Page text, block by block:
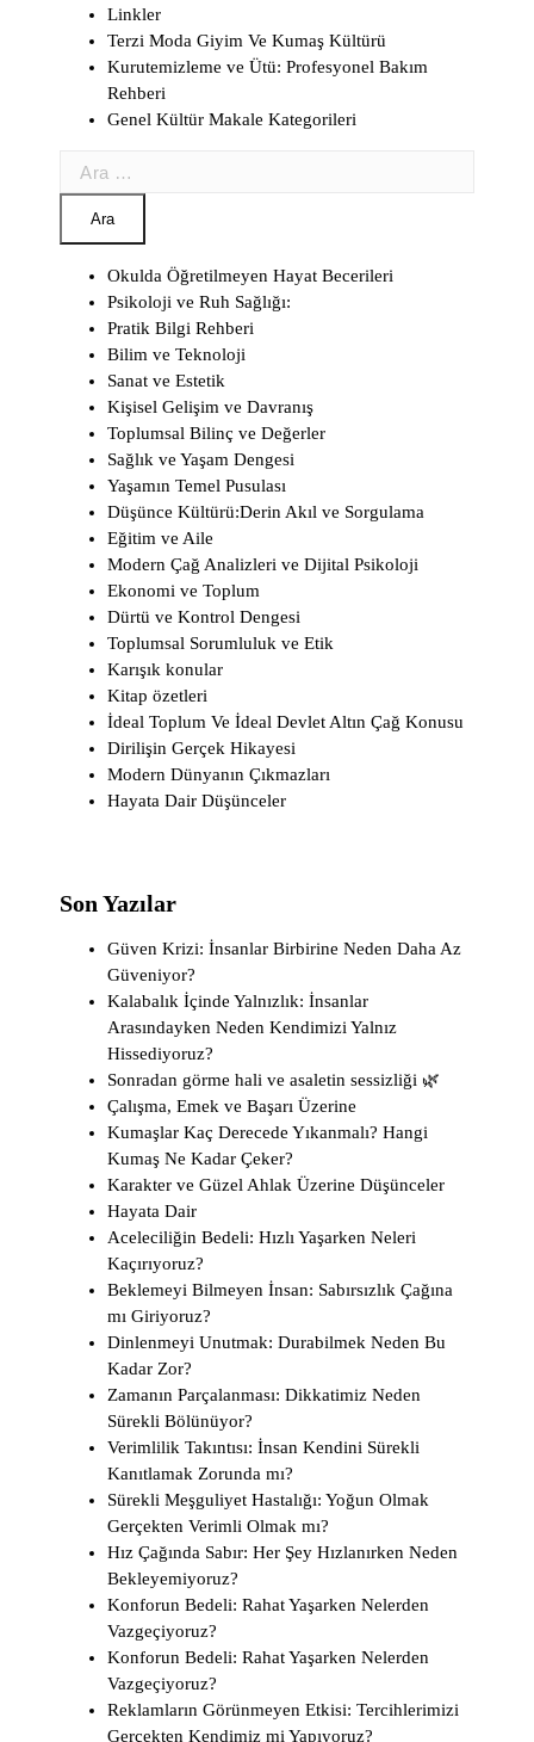
Linkler
Terzi Moda Giyim Ve Kumaş Kültürü
Kurutemizleme ve Ütü: Profesyonel Bakım
Rehberi
Genel Kültür Makale Kategorileri
Arama:
Okulda Öğretilmeyen Hayat Becerileri
Psikoloji ve Ruh Sağlığı:
Pratik Bilgi Rehberi
Bilim ve Teknoloji
Sanat ve Estetik
Kişisel Gelişim ve Davranış
Toplumsal Bilinç ve Değerler
Sağlık ve Yaşam Dengesi
Yaşamın Temel Pusulası
Düşünce Kültürü:Derin Akıl ve Sorgulama
Eğitim ve Aile
Modern Çağ Analizleri ve Dijital Psikoloji
Ekonomi ve Toplum
Dürtü ve Kontrol Dengesi
Toplumsal Sorumluluk ve Etik
Karışık konular
Kitap özetleri
İdeal Toplum Ve İdeal Devlet Altın Çağ Konusu
Dirilişin Gerçek Hikayesi
Modern Dünyanın Çıkmazları
Hayata Dair Düşünceler
Son Yazılar
Güven Krizi: İnsanlar Birbirine Neden Daha Az
Güveniyor?
Kalabalık İçinde Yalnızlık: İnsanlar
Arasındayken Neden Kendimizi Yalnız
Hissediyoruz?
Sonradan görme hali ve asaletin sessizliği 🌿
Çalışma, Emek ve Başarı Üzerine
Kumaşlar Kaç Derecede Yıkanmalı? Hangi
Kumaş Ne Kadar Çeker?
Karakter ve Güzel Ahlak Üzerine Düşünceler
Hayata Dair
Aceleciliğin Bedeli: Hızlı Yaşarken Neleri
Kaçırıyoruz?
Beklemeyi Bilmeyen İnsan: Sabırsızlık Çağına
mı Giriyoruz?
Dinlenmeyi Unutmak: Durabilmek Neden Bu
Kadar Zor?
Zamanın Parçalanması: Dikkatimiz Neden
Sürekli Bölünüyor?
Verimlilik Takıntısı: İnsan Kendini Sürekli
Kanıtlamak Zorunda mı?
Sürekli Meşguliyet Hastalığı: Yoğun Olmak
Gerçekten Verimli Olmak mı?
Hız Çağında Sabır: Her Şey Hızlanırken Neden
Bekleyemiyoruz?
Konforun Bedeli: Rahat Yaşarken Nelerden
Vazgeçiyoruz?
Konforun Bedeli: Rahat Yaşarken Nelerden
Vazgeçiyoruz?
Reklamların Görünmeyen Etkisi: Tercihlerimizi
Gerçekten Kendimiz mi Yapıyoruz?